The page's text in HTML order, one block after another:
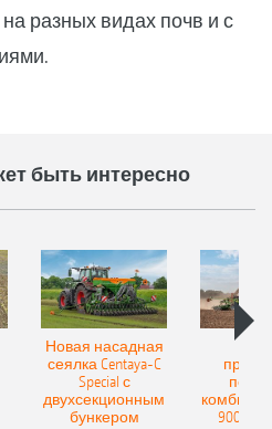
разных видах почв и с
быть интересно
Новая насадная
сеялка Centaya-C
Special с
двухсекционным
бункером
9004-